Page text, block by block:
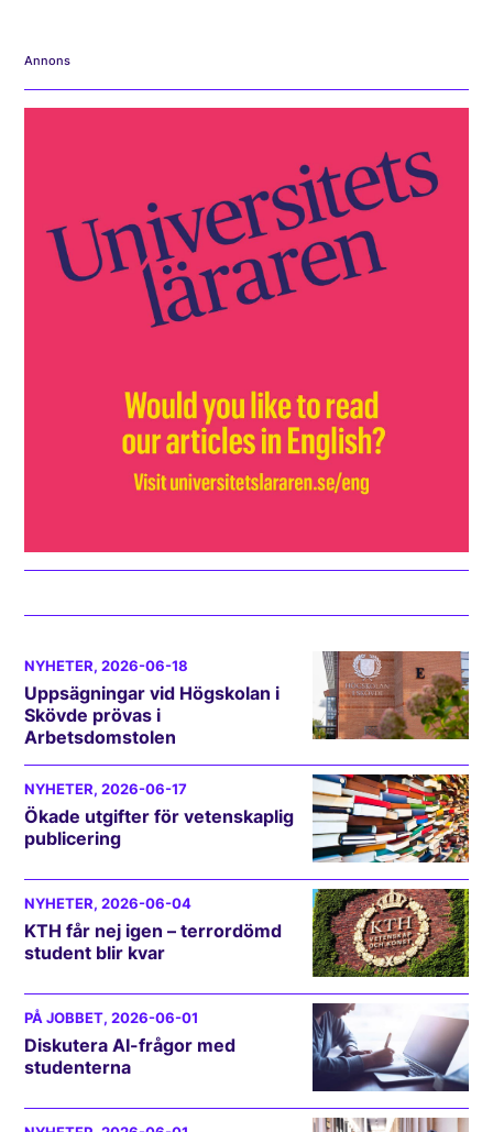
Annons
NYHETER, 2026-06-18
Uppsägningar vid Högskolan i
Skövde prövas i
Arbetsdomstolen
NYHETER, 2026-06-17
Ökade utgifter för vetenskaplig
publicering
NYHETER, 2026-06-04
KTH får nej igen – terrordömd
student blir kvar
PÅ JOBBET, 2026-06-01
Diskutera AI-frågor med
studenterna